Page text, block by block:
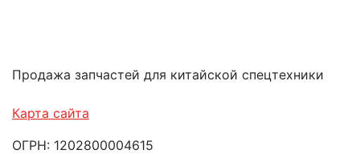
Продажа запчастей для китайской спецтехники
Карта сайта
ОГРН: 1202800004615